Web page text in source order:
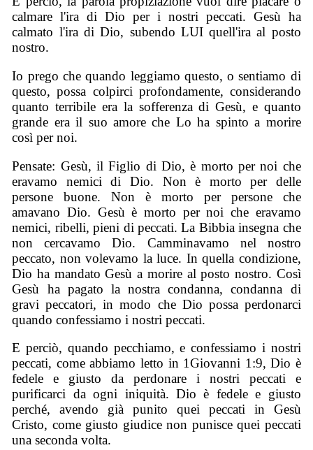
calmare l'ira di Dio per i nostri peccati. Gesù ha
calmato l'ira di Dio, subendo LUI quell'ira al posto
nostro.
Io prego che quando leggiamo questo, o sentiamo di
questo, possa colpirci profondamente, considerando
quanto terribile era la sofferenza di Gesù, e quanto
grande era il suo amore che Lo ha spinto a morire
così per noi.
Pensate: Gesù, il Figlio di Dio, è morto per noi che
eravamo nemici di Dio. Non è morto per delle
persone buone. Non è morto per persone che
amavano Dio. Gesù è morto per noi che eravamo
nemici, ribelli, pieni di peccati. La Bibbia insegna che
non cercavamo Dio. Camminavamo nel nostro
peccato, non volevamo la luce. In quella condizione,
Dio ha mandato Gesù a morire al posto nostro. Così
Gesù ha pagato la nostra condanna, condanna di
gravi peccatori, in modo che Dio possa perdonarci
quando confessiamo i nostri peccati.
E perciò, quando pecchiamo, e confessiamo i nostri
peccati, come abbiamo letto in 1Giovanni 1:9, Dio è
fedele e giusto da perdonare i nostri peccati e
purificarci da ogni iniquità. Dio è fedele e giusto
perché, avendo già punito quei peccati in Gesù
Cristo, come giusto giudice non punisce quei peccati
una seconda volta.